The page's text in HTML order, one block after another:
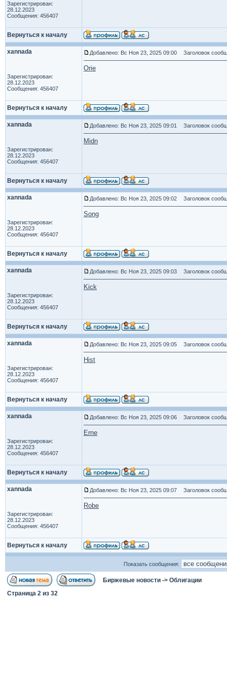
Зарегистрирован:
28.12.2023
Сообщения: 456407
Вернуться к началу
xannada
Зарегистрирован:
28.12.2023
Сообщения: 456407
Добавлено: Вс Ноя 23, 2025 09:00 Заголовок
Orie
Вернуться к началу
xannada
Зарегистрирован:
28.12.2023
Сообщения: 456407
Добавлено: Вс Ноя 23, 2025 09:01 Заголовок
Midn
Вернуться к началу
xannada
Зарегистрирован:
28.12.2023
Сообщения: 456407
Добавлено: Вс Ноя 23, 2025 09:02 Заголовок
Song
Вернуться к началу
xannada
Зарегистрирован:
28.12.2023
Сообщения: 456407
Добавлено: Вс Ноя 23, 2025 09:03 Заголовок
Kick
Вернуться к началу
xannada
Зарегистрирован:
28.12.2023
Сообщения: 456407
Добавлено: Вс Ноя 23, 2025 09:05 Заголовок
Hist
Вернуться к началу
xannada
Зарегистрирован:
28.12.2023
Сообщения: 456407
Добавлено: Вс Ноя 23, 2025 09:06 Заголовок
Erne
Вернуться к началу
xannada
Зарегистрирован:
28.12.2023
Сообщения: 456407
Добавлено: Вс Ноя 23, 2025 09:07 Заголовок
Robe
Вернуться к началу
Показать сообщения:
Биржевые новости -> Облигации
Страница 2 из 32